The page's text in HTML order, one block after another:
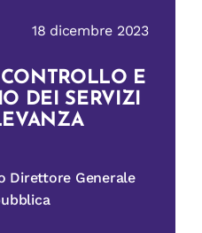
18 dicembre 2023
E
DEI SERVIZI
Direttore Generale